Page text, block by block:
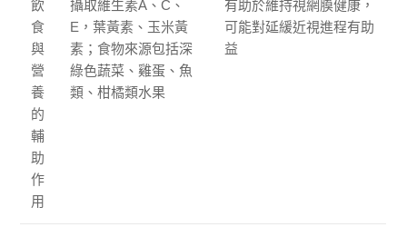
飲
食
與
營
養
的
輔
助
作
用
攝取維生素A、C、
E，葉黃素、玉米黃
素；食物來源包括深
綠色蔬菜、雞蛋、魚
類、柑橘類水果
有助於維持視網膜健康，
可能對延緩近視進程有助
益